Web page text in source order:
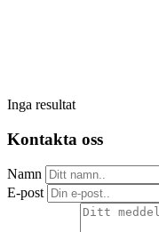
Inga resultat
Kontakta oss
Namn
E-post